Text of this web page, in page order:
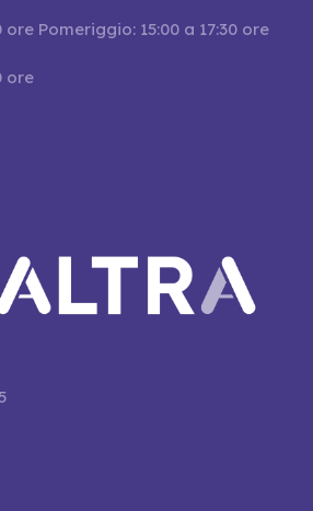
Pomeriggio: 15:00 a 17:30 ore
ore